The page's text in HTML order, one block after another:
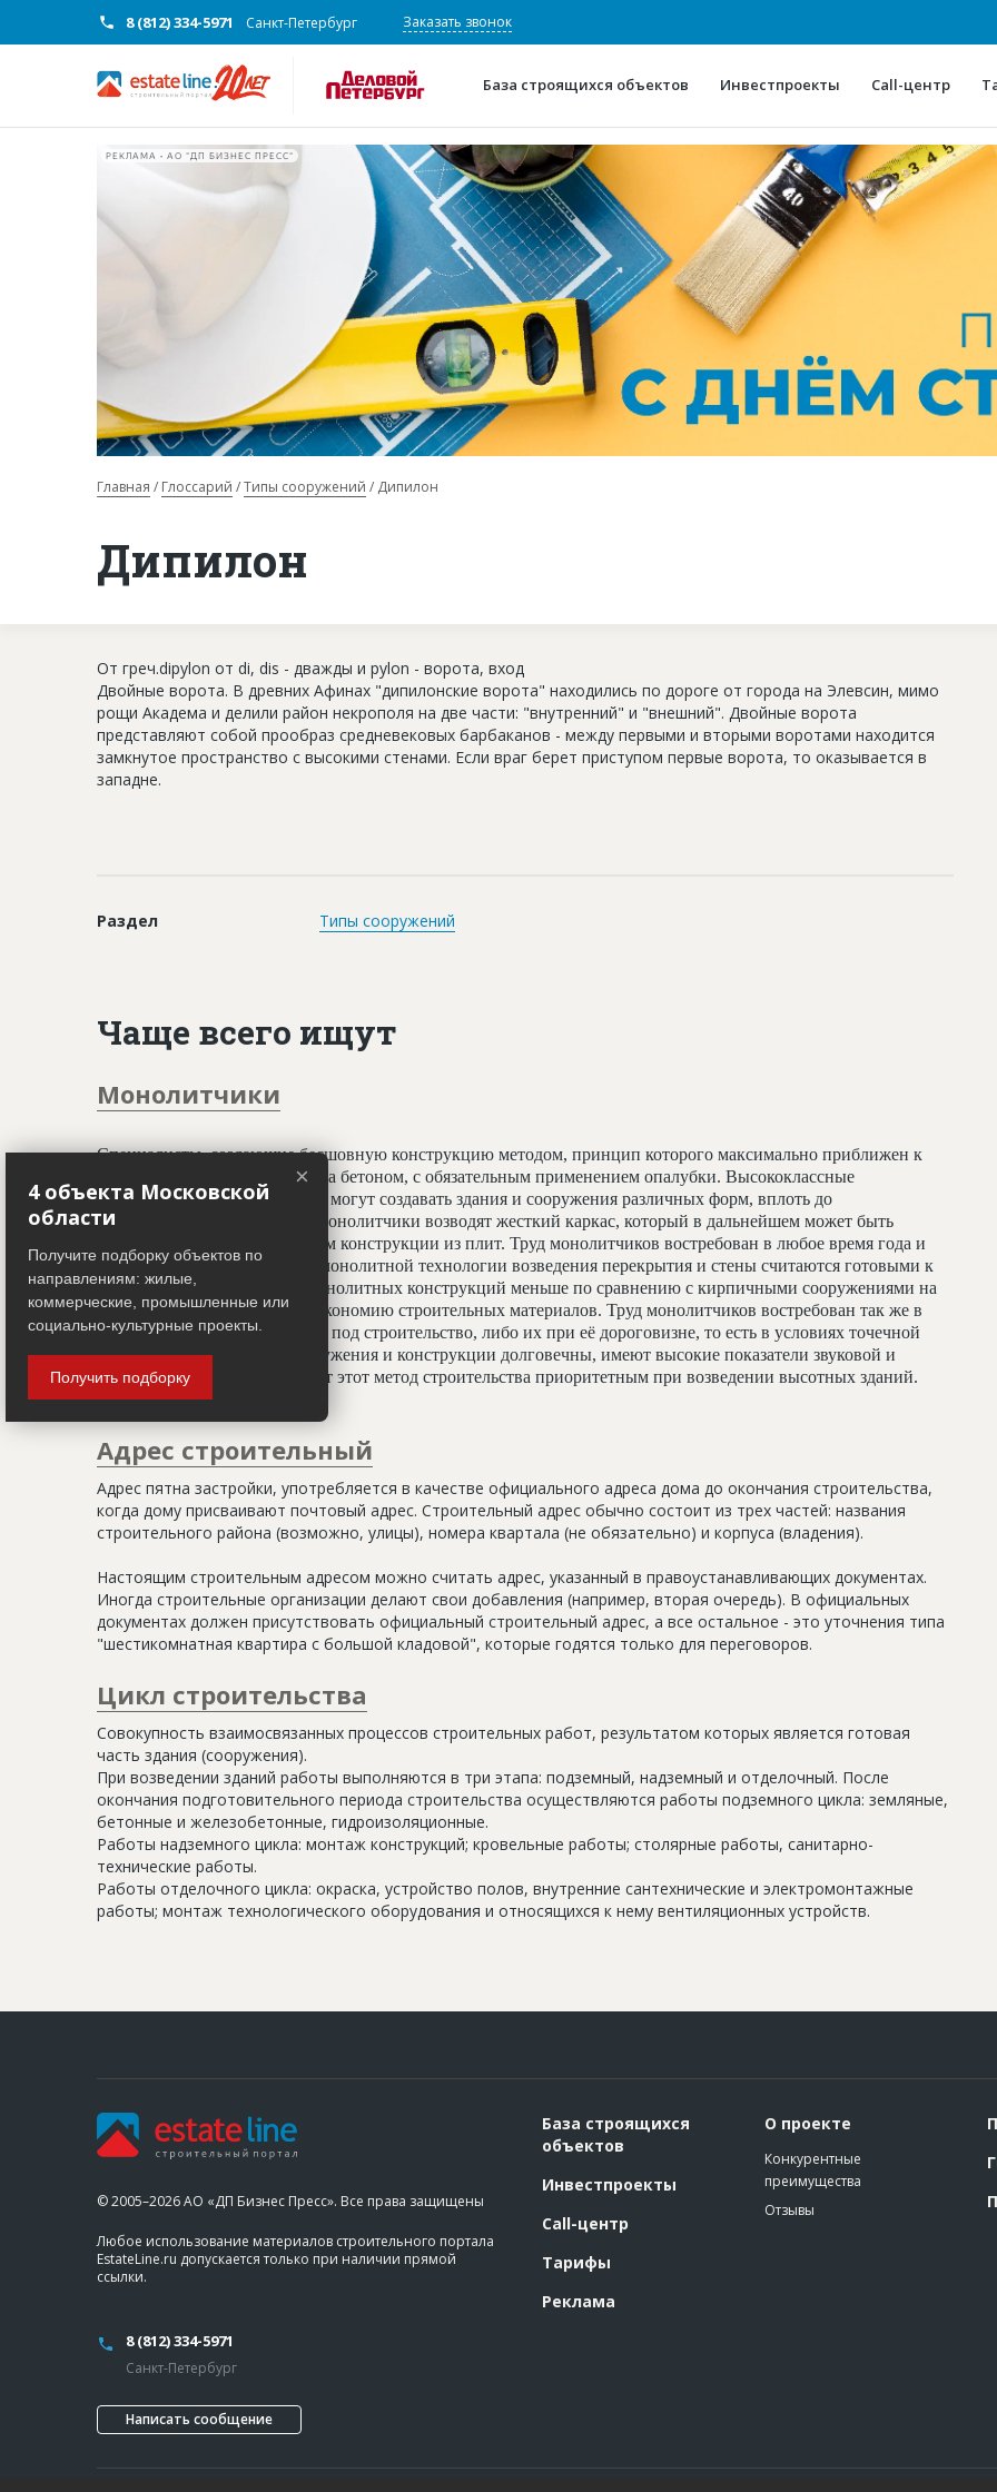
8 (812) 334-5971 Санкт-Петербург Заказать звонок
База строящихся объектов Инвестпроекты Call-центр
О проекте
Конкурентные
Горячие
Глоссарий
РЕКЛАМА • АО "ДП БИЗНЕС ПРЕСС"
Главная Глоссарий Типы сооружений Дипилон
Дипилон
От греч.dipylon от di, dis - дважды и pylon - ворота, вход
Двойные ворота. В древних Афинах "дипилонские ворота" находились по дороге от города на Элевсин, мимо
рощи Академа и делили район некрополя на две части: "внутренний" и "внешний". Двойные ворота
представляют собой прообраз средневековых барбаканов - между первыми и вторыми воротами находится
замкнутое пространство с высокими стенами. Если враг берет приступом первые ворота, то оказывается в
западне.
Раздел Типы сооружений
Чаще всего ищут
Монолитчики
Специалисты, создающие бесшовную конструкцию методом, принцип которого максимально приближен к
принципу заливки фундамента бетоном, с обязательным применением опалубки. Высококлассные
профессионалы-монолитчики могут создавать здания и сооружения различных форм, вплоть до
криволинейных элементов. Монолитчики возводят жесткий каркас, который в дальнейшем может быть
использован гораздо шире, чем конструкции из плит. Труд монолитчиков востребован в любое время года и
считается всесезонным. При монолитной технологии возведения перекрытия и стены считаются готовыми к
отделочным работам, а вес монолитных конструкций меньше по сравнению с кирпичными сооружениями на
20%, что даёт значительную экономию строительных материалов. Труд монолитчиков востребован так же в
условиях недостатка площади под строительство, либо их при её дороговизне, то есть в условиях точечной
застройки. Монолитные сооружения и конструкции долговечны, имеют высокие показатели звуковой и
тепловой изоляции, что делает этот метод строительства приоритетным при возведении высотных зданий.
Адрес строительный
Адрес пятна застройки, употребляется в качестве официального адреса дома до окончания строительства,
когда дому присваивают почтовый адрес. Строительный адрес обычно состоит из трех частей: названия
строительного района (возможно, улицы), номера квартала (не обязательно) и корпуса (владения).
Настоящим строительным адресом можно считать адрес, указанный в правоустанавливающих документах.
Иногда строительные организации делают свои добавления (например, вторая очередь). В официальных
документах должен присутствовать официальный строительный адрес, а все остальное - это уточнения типа
"шестикомнатная квартира с большой кладовой", которые годятся только для переговоров.
Цикл строительства
Совокупность взаимосвязанных процессов строительных работ, результатом которых является готовая
часть здания (сооружения).
При возведении зданий работы выполняются в три этапа: подземный, надземный и отделочный. После
окончания подготовительного периода строительства осуществляются работы подземного цикла: земляные,
бетонные и железобетонные, гидроизоляционные.
Работы надземного цикла: монтаж конструкций; кровельные работы; столярные работы, санитарно-
технические работы.
Работы отделочного цикла: окраска, устройство полов, внутренние сантехнические и электромонтажные
работы; монтаж технологического оборудования и относящихся к нему вентиляционных устройств.
© 2005–2026 АО «ДП Бизнес Пресс». Все права защищены
Любое использование материалов строительного портала
EstateLine.ru допускается только при наличии прямой
ссылки.
8 (812) 334-5971
Санкт-Петербург
Написать сообщение
База строящихся
объектов
Инвестпроекты
Call-центр
Тарифы
Реклама
О проекте
Конкурентные
преимущества
Отзывы
×
4 объекта Московской
области
Получите подборку объектов по
направлениям: жилые,
коммерческие, промышленные или
социально-культурные проекты.
Получить подборку